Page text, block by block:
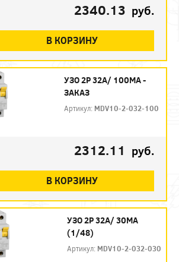
2340.13 руб.
В КОРЗИНУ
УЗО 2P 32А/ 100МА -
ЗАКАЗ
Артикул: MDV10-2-032-100
2312.11 руб.
В КОРЗИНУ
УЗО 2P 32А/ 30МА
(1/48)
Артикул: MDV10-2-032-030